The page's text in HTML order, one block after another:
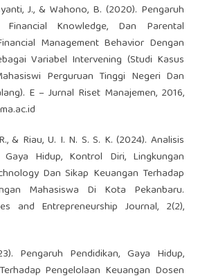
J., & Wahono, B. (2020). Pengaruh
Financial Knowledge, Dan Parental
Management Behavior Dengan
Variabel Intervening (Studi Kasus
Perguruan Tinggi Negeri Dan
E – Jurnal Riset Manajemen, 2016,
& Riau, U. I. N. S. S. K. (2024). Analisis
Gaya Hidup, Kontrol Diri, Lingkungan
Dan Sikap Keuangan Terhadap
Mahasiswa Di Kota Pekanbaru.
and Entrepreneurship Journal, 2(2),
Pengaruh Pendidikan, Gaya Hidup,
Pengelolaan Keuangan Dosen